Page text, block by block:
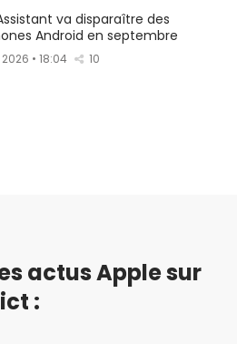
va disparaître des
Android en septembre
• 18:04 10
actus Apple sur
: